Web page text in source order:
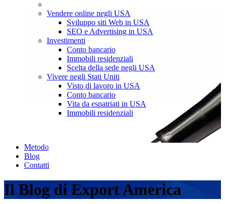
Vendere online negli USA
Sviluppo siti Web in USA
SEO e Advertising in USA
Investimenti
Conto bancario
Immobili residenziali
Scelta della sede negli USA
Vivere negli Stati Uniti
Visto di lavoro in USA
Conto bancario
Vita da espatriati in USA
Immobili residenziali
Metodo
Blog
Contatti
Il Blog di Export America